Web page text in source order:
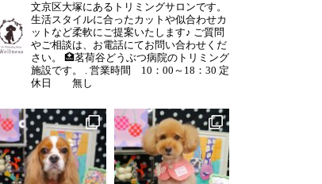
文京区大塚にあるトリミングサロンです。
生活スタイルに合ったカットや似合わせカ
ットなど柔軟にご提案いたします♪ ご質問
やご相談は、お電話にてお問い合わせくだ
さい。
🏥茗荷谷どうぶつ病院のトリミング
施設です。
. 営業時間 10：00～18：30 定
休日 無し